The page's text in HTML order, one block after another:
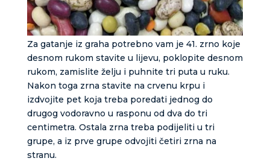
Za gatanje iz graha potrebno vam je 41. zrno koje
desnom rukom stavite u lijevu, poklopite desnom
rukom, zamislite želju i puhnite tri puta u ruku.
Nakon toga zrna stavite na crvenu krpu i
izdvojite pet koja treba poredati jednog do
drugog vodoravno u rasponu od dva do tri
centimetra. Ostala zrna treba podijeliti u tri
grupe, a iz prve grupe odvojiti četiri zrna na
stranu.